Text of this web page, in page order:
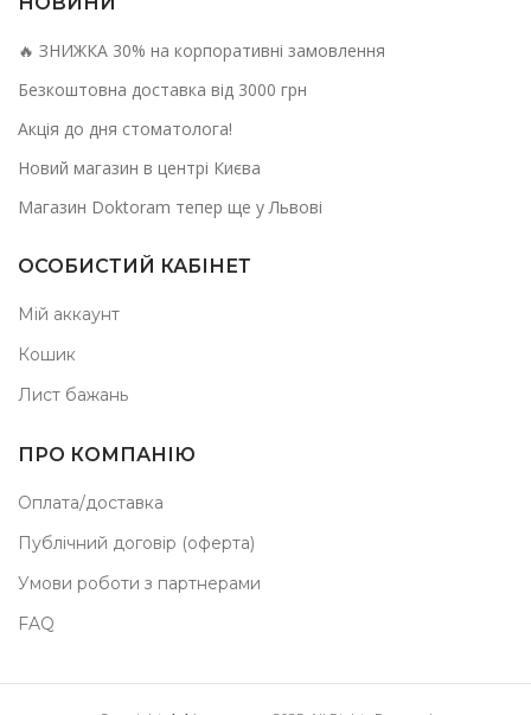
🔥 ЗНИЖКА 30% на корпоративні замовлення
Безкоштовна доставка від 3000 грн
Акція до дня стоматолога!
Новий магазин в центрі Києва
Магазин Doktoram тепер ще у Львові
ОСОБИСТИЙ КАБІНЕТ
Мій аккаунт
Кошик
Лист бажань
ПРО КОМПАНІЮ
Оплата/доставка
Публічний договір (оферта)
Умови роботи з партнерами
FAQ